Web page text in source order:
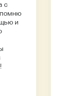
с
и